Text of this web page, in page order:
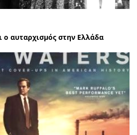
αυταρχισμός στην Ελλάδα